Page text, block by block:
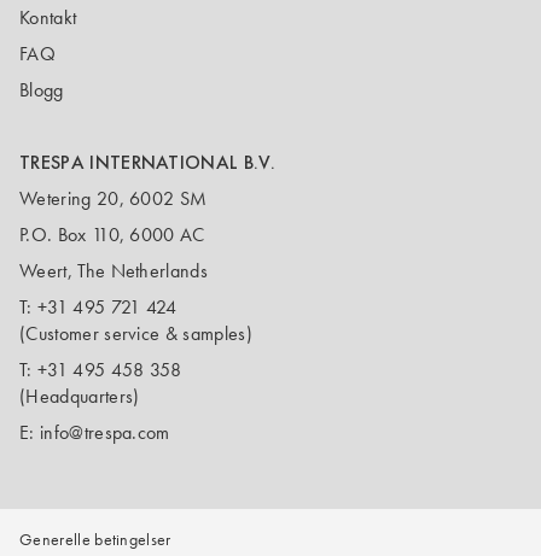
Kontakt
FAQ
Blogg
TRESPA INTERNATIONAL B.V.
Wetering 20, 6002 SM
P.O. Box 110, 6000 AC
Weert, The Netherlands
T: +31 495 721 424
(Customer service & samples)
T: +31 495 458 358
(Headquarters)
E: info@trespa.com
Generelle betingelser